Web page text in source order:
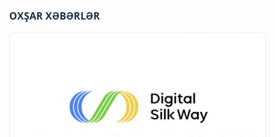
OXŞAR XƏBƏRLƏR